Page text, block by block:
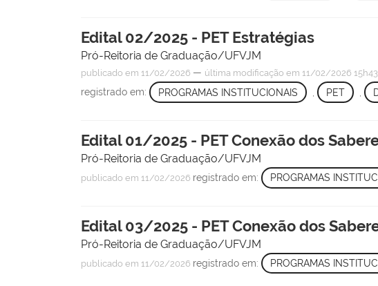
Edital 02/2025 - PET Estratégias
Pró-Reitoria de Graduação/UFVJM
publicado em 11/02/2026 — última modificação em 11/02/2026 15h43
registrado em: PROGRAMAS INSTITUCIONAIS PET
Edital 01/2025 - PET Conexão dos
Pró-Reitoria de Graduação/UFVJM
publicado em 11/02/2026 registrado em: PROGRAMAS
Edital 03/2025 - PET Conexão dos
Pró-Reitoria de Graduação/UFVJM
publicado em 11/02/2026 registrado em: PROGRAMAS